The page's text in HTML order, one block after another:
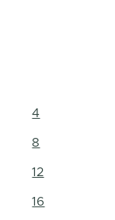
4
8
12
16